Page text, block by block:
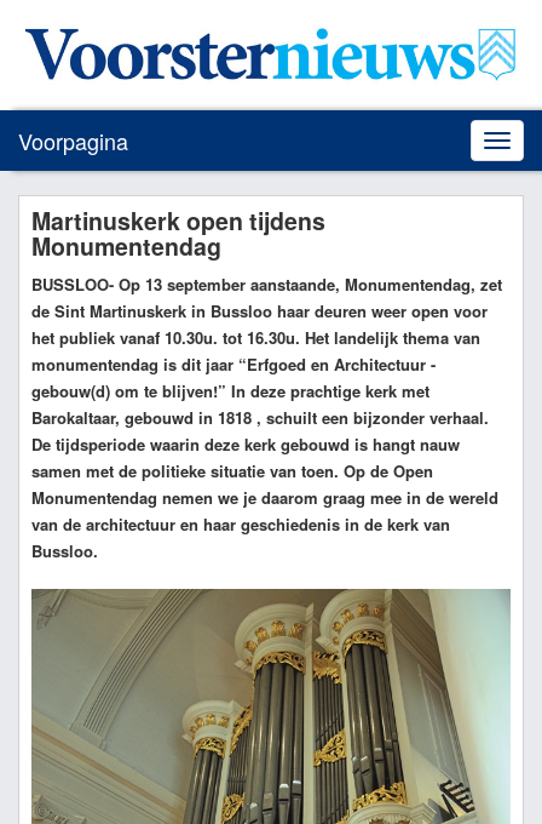
Toggle
Voorpagina
Martinuskerk open tijdens
Monumentendag
BUSSLOO- Op 13 september aanstaande, Monumentendag, zet
de Sint Martinuskerk in Bussloo haar deuren weer open voor
het publiek vanaf 10.30u. tot 16.30u. Het landelijk thema van
monumentendag is dit jaar “Erfgoed en Architectuur -
gebouw(d) om te blijven!” In deze prachtige kerk met
Barokaltaar, gebouwd in 1818 , schuilt een bijzonder verhaal.
De tijdsperiode waarin deze kerk gebouwd is hangt nauw
samen met de politieke situatie van toen. Op de Open
Monumentendag nemen we je daarom graag mee in de wereld
van de architectuur en haar geschiedenis in de kerk van
Bussloo.